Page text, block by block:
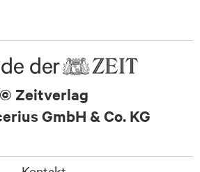
© Zeitverlag
GmbH & Co. KG